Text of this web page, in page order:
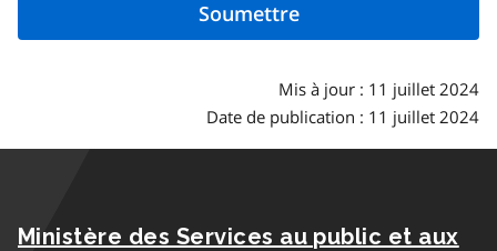
Mis à jour : 11 juillet 2024
Date de publication : 11 juillet 2024
Ministère des Services au public et aux